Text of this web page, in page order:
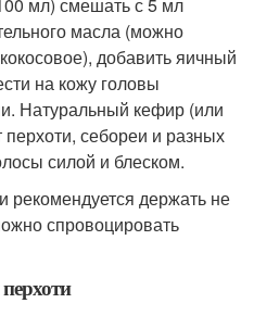
масла (можно
добавить яичный
на кожу головы
Натуральный кефир (или
перхоти, себореи и разных
силой и блеском.
рекомендуется держать не
спровоцировать